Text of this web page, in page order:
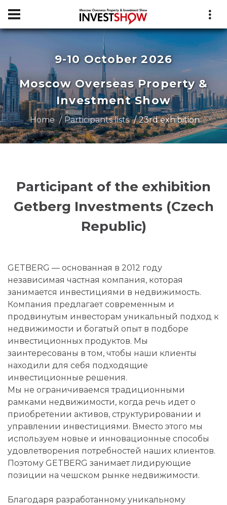
9-10 October 2026
Moscow Overseas Property &
Investment Show
Home Participants lists 23rd exhibition
Participant of the exhibition
Getberg Investments (Czech
Republic)
GETBERG — основанная в 2012 году
независимая частная компания, которая
занимается инвестициями в недвижимость.
Компания предлагает современным и
продвинутым инвесторам уникальный подход к
недвижимости и богатый опыт в подборе
инвестиционных продуктов. Мы
заинтересованы в том, чтобы наши клиенты
находили для себя подходящие
инвестиционные решения.
Мы не ограничиваемся традиционными
рамками недвижимости, когда речь идет о
приобретении активов, структурировании и
управлении инвестициями. Вместо этого мы
используем новые и инновационные способы
удовлетворения потребностей наших клиентов.
Поэтому GETBERG занимает лидирующие
позиции на чешском рынке недвижимости.
Благодаря разработанному уникальному